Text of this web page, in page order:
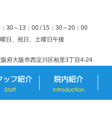
30～13：00 / 15：30～20：00
日、祝日、土曜日午後
府大阪市西淀川区柏里3丁目4-24